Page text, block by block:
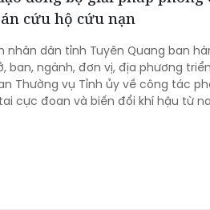
nhân dân tỉnh Tuyên Quang ban
ban, ngành, đơn vị, địa phương
Thường vụ Tỉnh ủy về công tác
cực đoan và biến đổi khí hậu từ
viên tham gia giải chạy